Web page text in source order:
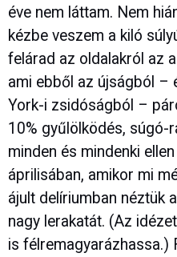
éve nem láttam. Nem
kézbe veszem a kiló
felárad az oldalakról az
ami ebből az újságból –
York-i zsidóságból –
10% gyűlölködés, súgó-
minden és mindenki
áprilisában, amikor mi
ájult delíriumban néztük
nagy lerakatát. (Az
is félremagyarázhassa.)